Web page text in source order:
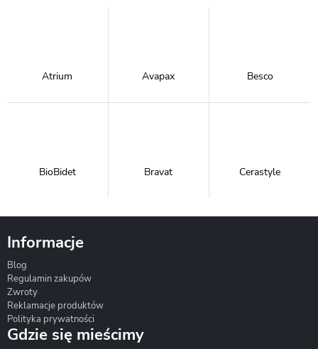
Atrium Avapax Besco
BioBidet Bravat Cerastyle
Informacje
Blog
Regulamin zakupów
Zwroty
Reklamacje produktów
Polityka prywatności
Gdzie się mieścimy